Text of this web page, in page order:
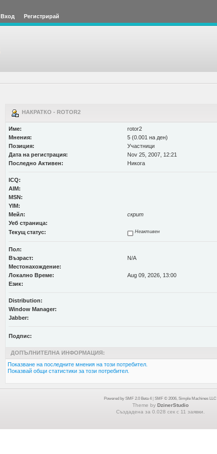
Вход Регистрирай
НАКРАТКО - ROTOR2
Име:
rotor2
Мнения:
5 (0.001 на ден)
Позиция:
Участници
Дата на регистрация:
Nov 25, 2007, 12:21
Последно Активен:
Никога
ICQ:
AIM:
MSN:
YIM:
Мейл:
скрит
Уеб страница:
Текущ статус:
Неактивен
Пол:
Възраст:
N/A
Местонахождение:
Локално Време:
Aug 09, 2026, 13:00
Език:
Distribution:
Window Manager:
Jabber:
Подпис:
ДОПЪЛНИТЕЛНА ИНФОРМАЦИЯ:
Показване на последните мнения на този потребител.
Показвай общи статистики за този потребител.
Powered by SMF 2.0 Beta 4 SMF © 2006, Simple Machines LLC
Theme by DzinerStudio
Създадена за 0.028 сек с 11 заявки.